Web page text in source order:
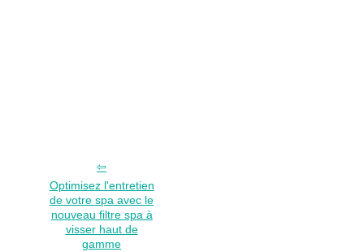
Optimisez l'entretien
de votre spa avec le
nouveau filtre spa à
visser haut de
gamme